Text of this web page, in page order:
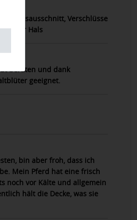
Halsausschnitt, Verschlüsse
mehr Hals
beraten und dank
geeignet.
bin aber froh, dass ich
Mein Pferd hat eine frisch
noch vor Kälte und allgemein
hält die Decke, was sie